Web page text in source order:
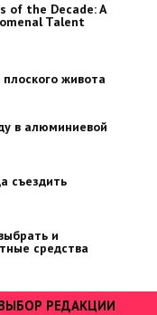
of the Decade: A
Talent
живота
в алюминиевой
съездить
и
средства
РЕДАКЦИИ